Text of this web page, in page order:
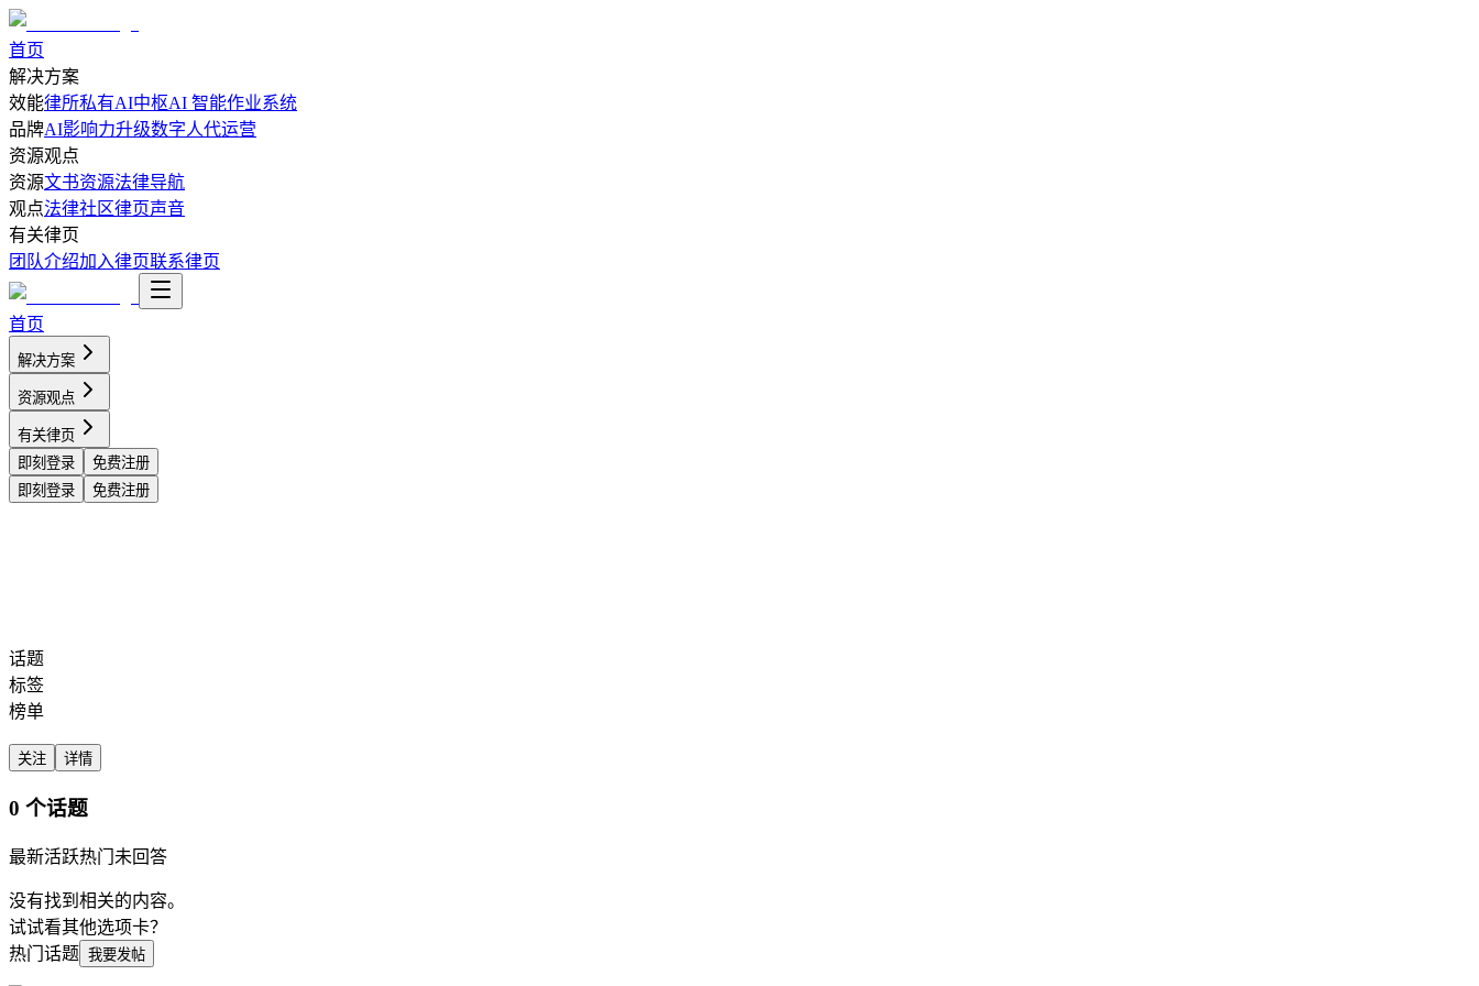
首页
解决方案
效能律所私有AI中枢AI 智能作业系统
品牌AI影响力升级数字人代运营
资源观点
资源文书资源法律导航
观点法律社区律页声音
有关律页
团队介绍加入律页联系律页
首页
解决方案
资源观点
有关律页
即刻登录
免费注册
即刻登录
免费注册
搜索
话题
标签
榜单
关注 详情
0 个话题
最新活跃热门 未回答
没有找到相关的内容。
试试看其他选项卡？
热门话题 我要发帖